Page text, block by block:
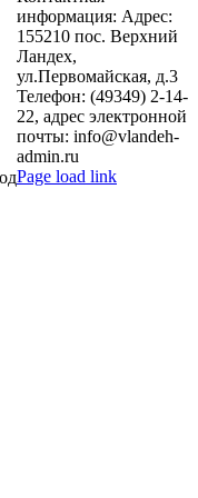
информация: Адрес:
155210 пос. Верхний
Ландех,
ул.Первомайская, д.3
Телефон: (49349) 2-14-
22, адрес электронной
почты: info@vlandeh-
admin.ru
Page load link